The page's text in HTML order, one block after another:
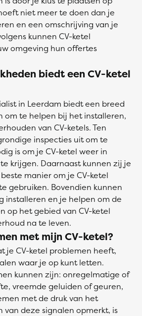
niet meer te doen dan je
en een omschrijving van je
kunnen CV-ketel
omgeving hun offertes
biedt een CV-ketel
in Leerdam biedt een breed
om te helpen bij het installeren,
van CV-ketels. Ten
inspecties uit om te
is om je CV-ketel weer in
krijgen. Daarnaast kunnen zij je
manier om je CV-ketel
gebruiken. Bovendien kunnen
installeren en je helpen om de
op het gebied van CV-ketel
na te leven.
met mijn CV-ketel?
je CV-ketel problemen heeft,
waar je op kunt letten.
kunnen zijn: onregelmatige of
vreemde geluiden of geuren,
met de druk van het
van deze signalen opmerkt, is